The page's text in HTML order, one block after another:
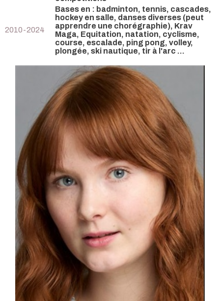
2010-2024
Bases en : badminton, tennis, cascades,
hockey en salle, danses diverses (peut
apprendre une chorégraphie), Krav
Maga, Equitation, natation, cyclisme,
course, escalade, ping pong, volley,
plongée, ski nautique, tir à l'arc ...